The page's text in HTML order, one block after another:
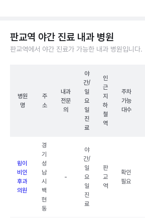
판교역 야간 진료 내과 병원
판교역에서 야간 진료가 가능한 내과 병원입니다.
병원
명
주
소
내과
전문
의
야
간/
일
요
일
진
료
인
근
지
하
철
역
주차
가능
대수
윙이
비인
후과
의원
경
기
성
남
시
백
현
동
-
야
간/
일
요
일
진
료
판
교
역
확인
필요